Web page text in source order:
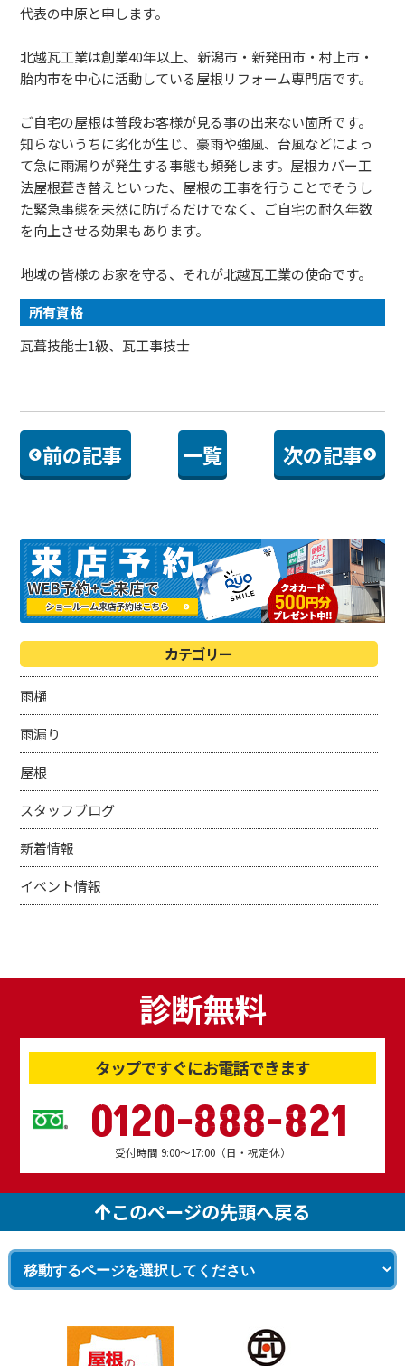
代表の中原と申します。
北越瓦工業は創業40年以上、新潟市・新発田市・村上市・
胎内市を中心に活動している屋根リフォーム専門店です。
ご自宅の屋根は普段お客様が見る事の出来ない箇所です。
知らないうちに劣化が生じ、豪雨や強風、台風などによっ
て急に雨漏りが発生する事態も頻発します。屋根カバー工
法屋根葺き替えといった、屋根の工事を行うことでそうし
た緊急事態を未然に防げるだけでなく、ご自宅の耐久年数
を向上させる効果もあります。
地域の皆様のお家を守る、それが北越瓦工業の使命です。
所有資格
瓦葺技能士1級、瓦工事技士
前の記事 一覧 次の記事
カテゴリー
雨樋
雨漏り
屋根
スタッフブログ
新着情報
イベント情報
診断無料
タップですぐにお電話できます
0120-888-821
受付時間 9:00～17:00（日・祝定休）
このページの先頭へ戻る